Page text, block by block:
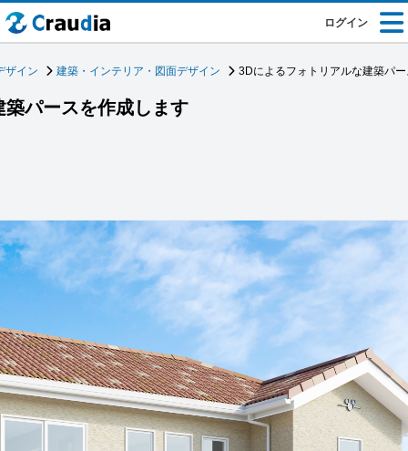
ログイン
ザイン 建築・インテリア・図面デザイン 3Dによるフォトリアルな建築パ
パースを作成します